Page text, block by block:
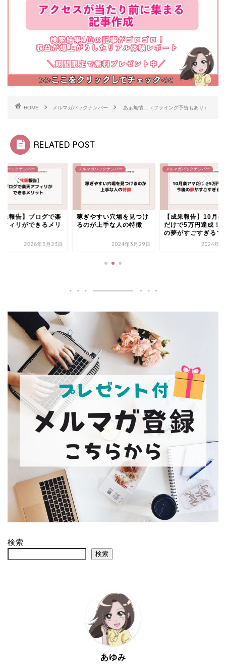
HOME メルマガバックナンバー あぁ無情…（フライング予告もあり）
RELATED POST
ガバックナンバー
やすい穴場を見つけ
が上手な人の特徴
2024年3月29日
メルマガバックナンバー
【成果報告】10月楽アマ
だけで5万円達成！今後
2024年2月2日
メルマガバックナンバー
【成果報告】ブログ
天アフィリができる
ット
2026年3
検索
検索
あゆみ